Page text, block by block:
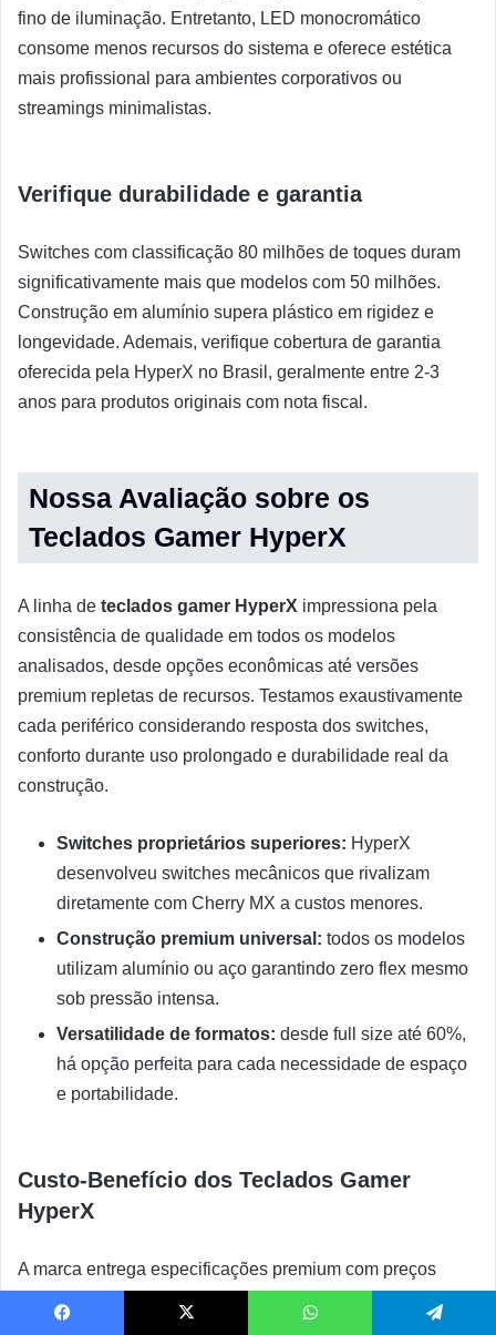
fino de iluminação. Entretanto, LED monocromático
consome menos recursos do sistema e oferece estética
mais profissional para ambientes corporativos ou
streamings minimalistas.
Verifique durabilidade e garantia
Switches com classificação 80 milhões de toques duram
significativamente mais que modelos com 50 milhões.
Construção em alumínio supera plástico em rigidez e
longevidade. Ademais, verifique cobertura de garantia
oferecida pela HyperX no Brasil, geralmente entre 2-3
anos para produtos originais com nota fiscal.
Nossa Avaliação sobre os
Teclados Gamer HyperX
A linha de teclados gamer HyperX impressiona pela
consistência de qualidade em todos os modelos
analisados, desde opções econômicas até versões
premium repletas de recursos. Testamos exaustivamente
cada periférico considerando resposta dos switches,
conforto durante uso prolongado e durabilidade real da
construção.
Switches proprietários superiores: HyperX
desenvolveu switches mecânicos que rivalizam
diretamente com Cherry MX a custos menores.
Construção premium universal: todos os modelos
utilizam alumínio ou aço garantindo zero flex mesmo
sob pressão intensa.
Versatilidade de formatos: desde full size até 60%,
há opção perfeita para cada necessidade de espaço
e portabilidade.
Custo-Benefício dos Teclados Gamer
HyperX
A marca entrega especificações premium com preços
agressivos que superam concorrentes diretos: